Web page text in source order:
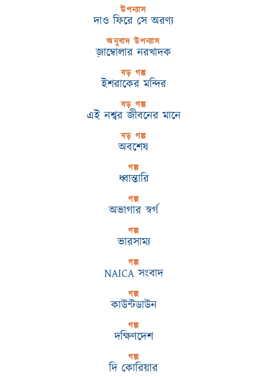
উপন্যাস
দাও ফিরে সে অরণ্য
অনুবাদ উপন্যাস
জ়াম্বোলার নরখাদক
বড় গল্প
ইশরাকের মন্দির
বড় গল্প
এই নশ্বর জীবনের মানে
বড় গল্প
অবশেষ
গল্প
ধ্বান্তারি
গল্প
অভাগার স্বর্গ
গল্প
ভারসাম্য
গল্প
NAICA সংবাদ
গল্প
কাউন্টডাউন
গল্প
দক্ষিণদেশ
গল্প
দি কোরিয়ার